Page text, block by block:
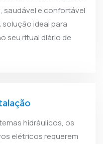
saudável e confortável
solução ideal para
seu ritual diário de
hidráulicos, os
elétricos requerem